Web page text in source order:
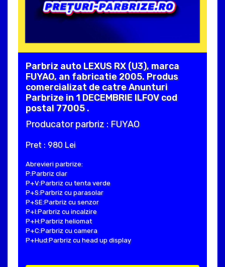
Parbriz auto LEXUS RX (U3), marca
FUYAO, an fabricatie 2005. Produs
comercializat de catre Anunturi
Parbrize in 1 DECEMBRIE ILFOV cod
postal 77005 .
Producator parbriz : FUYAO
Pret : 980 Lei
Abrevieri parbrize:
P:Parbriz clar
P+V:Parbriz cu tenta verde
P+S:Parbriz cu parasolar
P+SE:Parbriz cu senzor
P+I:Parbriz cu incalzire
P+H:Parbriz heliomat
P+C:Parbriz cu camera
P+Hud:Parbriz cu head up display